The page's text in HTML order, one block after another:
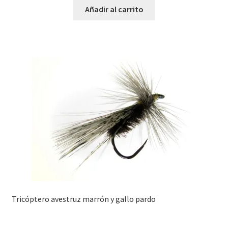
Añadir al carrito
Tricóptero avestruz marrón y gallo pardo